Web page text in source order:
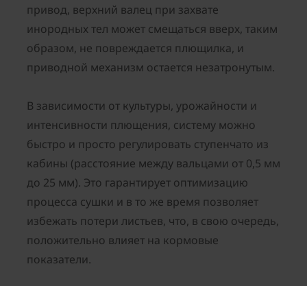
привод, верхний валец при захвате
инородных тел может смещаться вверх, таким
образом, не повреждается плющилка, и
приводной механизм остается незатронутым.
В зависимости от культуры, урожайности и
интенсивности плющения, систему можно
быстро и просто регулировать ступенчато из
кабины (расстояние между вальцами от 0,5 мм
до 25 мм). Это гарантирует оптимизацию
процесса сушки и в то же время позволяет
избежать потери листьев, что, в свою очередь,
положительно влияет на кормовые
показатели.